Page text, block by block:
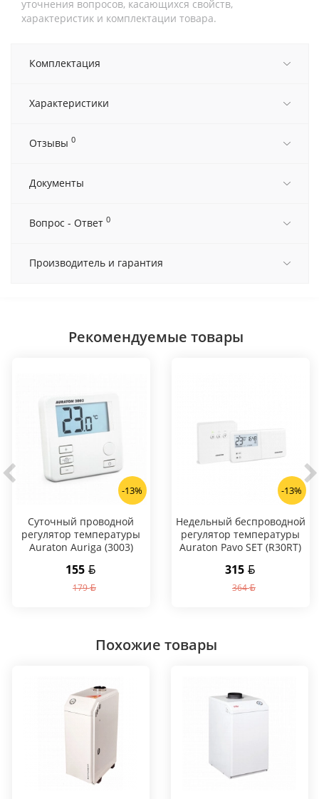
уточнения вопросов, касающихся свойств,
характеристик и комплектации товара.
Комплектация
Характеристики
Отзывы 0
Документы
Вопрос - Ответ 0
Производитель и гарантия
Рекомендуемые товары
-13%
Суточный проводной
регулятор температуры
Auraton Auriga (3003)
155
179
-13%
Hедельный беспроводной
регулятор температуры
Auraton Pavo SET (R30RT)
315
364
Похожие товары